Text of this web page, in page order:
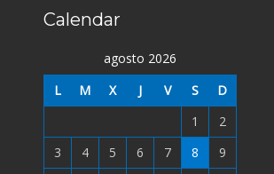
Calendar
agosto 2026
L
M X J V S
D
1
2
3
4 5 6 7 8
9